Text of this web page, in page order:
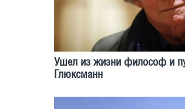
Ушел из жизни философ и
Глюксманн